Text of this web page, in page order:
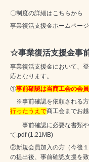
〇制度の詳細はこちらから
事業復活支援金ホームペー
☆事業復活支援金事
事業復活支援金において、
応となります。
①事前確認は当商工会の会員
※事前確認を依頼される
行ったうえで商工会までお越
事前確認に必要な書類
て.pdf (1.21MB)
②新規会員加入の方（今後
の提出後、事前確認支援を致